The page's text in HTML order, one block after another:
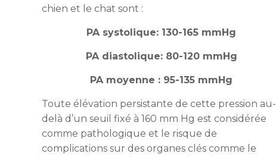
chien et le chat sont :
PA systolique: 130-165 mmHg
PA diastolique: 80-120 mmHg
PA moyenne : 95-135 mmHg
Toute élévation persistante de cette pression au-
delà d’un seuil fixé à 160 mm Hg est considérée
comme pathologique et le risque de
complications sur des organes clés comme le